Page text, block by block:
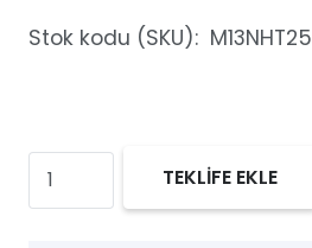
Stok kodu (SKU): M13NHT25
Kromasil
100
TEKLİFE EKLE